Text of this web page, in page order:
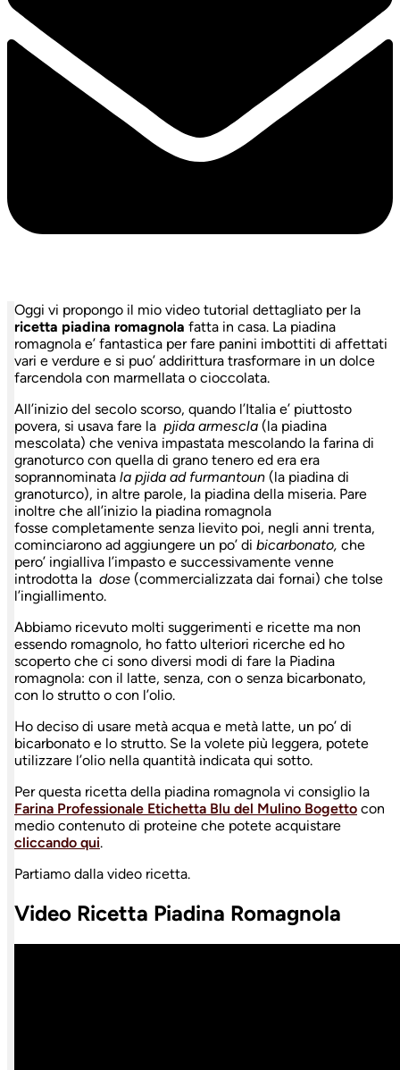
Oggi vi propongo il mio video tutorial dettagliato per la
ricetta piadina romagnola fatta in casa. La piadina
romagnola e’ fantastica per fare panini imbottiti di affettati
vari e verdure e si puo’ addirittura trasformare in un dolce
farcendola con marmellata o cioccolata.
All’inizio del secolo scorso, quando l’Italia e’ piuttosto
povera, si usava fare la pjida armescla (la piadina
mescolata) che veniva impastata mescolando la farina di
granoturco con quella di grano tenero ed era era
soprannominata la pjida ad furmantoun (la piadina di
granoturco), in altre parole, la piadina della miseria. Pare
inoltre che all’inizio la piadina romagnola
fosse completamente senza lievito poi, negli anni trenta,
cominciarono ad aggiungere un po’ di bicarbonato, che
pero’ ingialliva l’impasto e successivamente venne
introdotta la dose (commercializzata dai fornai) che tolse
l’ingiallimento.
Abbiamo ricevuto molti suggerimenti e ricette ma non
essendo romagnolo, ho fatto ulteriori ricerche ed ho
scoperto che ci sono diversi modi di fare la Piadina
romagnola: con il latte, senza, con o senza bicarbonato,
con lo strutto o con l’olio.
Ho deciso di usare metà acqua e metà latte, un po’ di
bicarbonato e lo strutto. Se la volete più leggera, potete
utilizzare l’olio nella quantità indicata qui sotto.
Per questa ricetta della piadina romagnola vi consiglio la
Farina Professionale Etichetta Blu del Mulino Bogetto con
medio contenuto di proteine che potete acquistare
cliccando qui.
Partiamo dalla video ricetta.
Video Ricetta Piadina Romagnola